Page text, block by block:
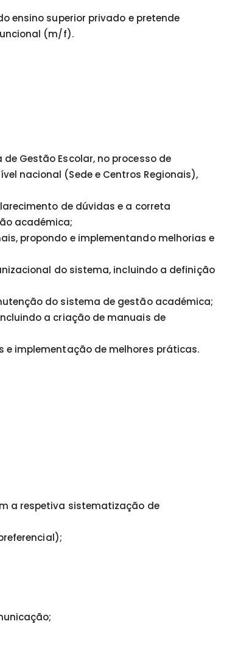
ensino superior privado e pretende
(m/f).
Gestão Escolar, no processo de
nacional (Sede e Centros Regionais),
de dúvidas e a correta
académica;
propondo e implementando melhorias e
do sistema, incluindo a definição
do sistema de gestão académica;
a criação de manuais de
implementação de melhores práticas.
a respetiva sistematização de